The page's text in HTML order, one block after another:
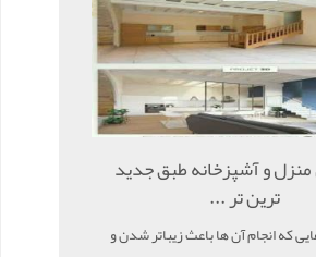
و آشپزخانه طبق جدید
ترین تر ...
که انجام آن ها باعث زیباتر شدن و